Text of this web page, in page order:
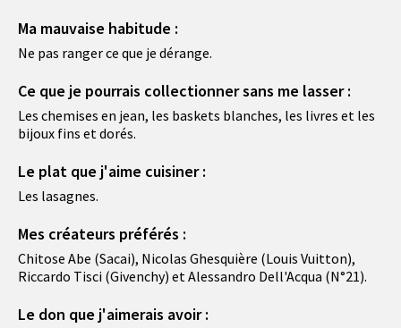
Ma mauvaise habitude :
Ne pas ranger ce que je dérange.
Ce que je pourrais collectionner sans me lasser :
Les chemises en jean, les baskets blanches, les livres et les
bijoux fins et dorés.
Le plat que j'aime cuisiner :
Les lasagnes.
Mes créateurs préférés :
Chitose Abe (Sacai), Nicolas Ghesquière (Louis Vuitton),
Riccardo Tisci (Givenchy) et Alessandro Dell'Acqua (N°21).
Le don que j'aimerais avoir :